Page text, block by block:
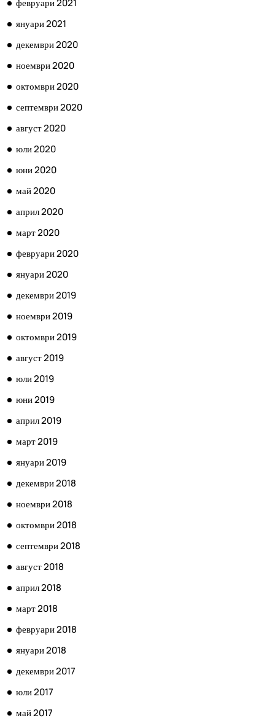
януари 2021
декември 2020
ноември 2020
октомври 2020
септември 2020
август 2020
юли 2020
юни 2020
май 2020
април 2020
март 2020
февруари 2020
януари 2020
декември 2019
ноември 2019
октомври 2019
август 2019
юли 2019
юни 2019
април 2019
март 2019
януари 2019
декември 2018
ноември 2018
октомври 2018
септември 2018
август 2018
април 2018
март 2018
февруари 2018
януари 2018
декември 2017
юли 2017
май 2017